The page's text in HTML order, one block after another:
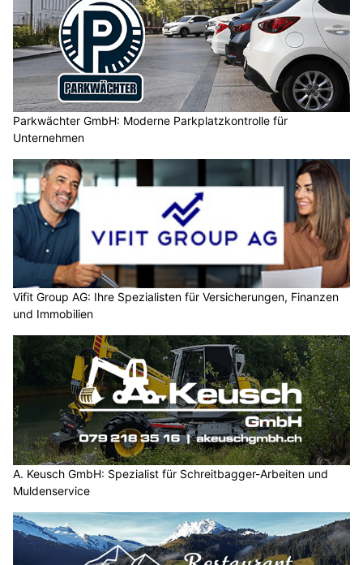
Parkwächter GmbH: Moderne Parkplatzkontrolle für
Unternehmen
Vifit Group AG: Ihre Spezialisten für Versicherungen, Finanzen
und Immobilien
A. Keusch GmbH: Spezialist für Schreitbagger-Arbeiten und
Muldenservice